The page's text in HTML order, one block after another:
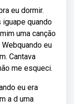
eu dormir.
iguape quando
uma canção
eu
Cantava
me esqueci.
eu era
a d uma